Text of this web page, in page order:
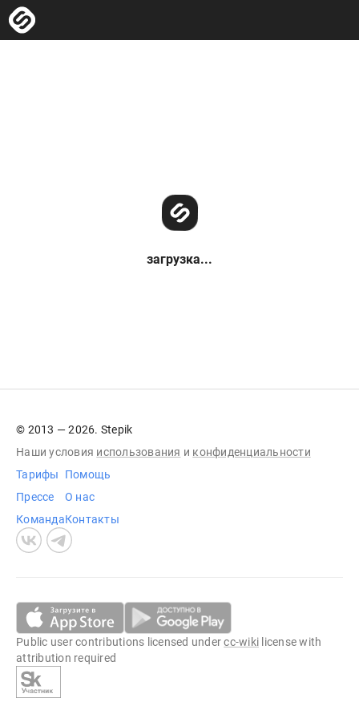
загрузка...
© 2013 — 2026. Stepik
Наши условия использования и конфиденциальности
Тарифы
Прессе
Команда
Помощь
О нас
Контакты
Public user contributions licensed undercc-wiki license with
attribution required